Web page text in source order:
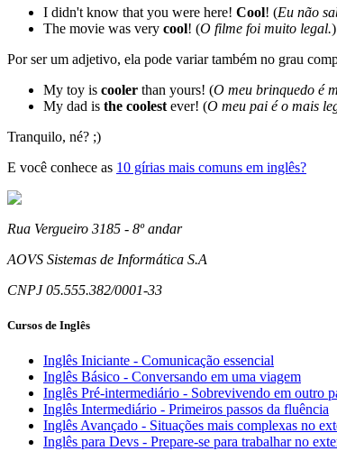
I didn't know that you were here! Cool! (Eu não
The movie was very cool! (O filme foi muito legal.)
Por ser um adjetivo, ela pode variar também no grau
My toy is cooler than yours! (O meu brinquedo é
My dad is the coolest ever! (O meu pai é o mais
Tranquilo, né? ;)
E você conhece as 10 gírias mais comuns em inglês?
Rua Vergueiro 3185 - 8º andar
AOVS Sistemas de Informática S.A
CNPJ 05.555.382/0001-33
Cursos de Inglês
Inglês Iniciante - Comunicação essencial
Inglês Básico - Conversando em uma viagem
Inglês Pré-intermediário - Sobrevivendo em outro
Inglês Intermediário - Primeiros passos da fluência
Inglês Avançado - Situações mais complexas no
Inglês para Devs - Prepare-se para trabalhar no